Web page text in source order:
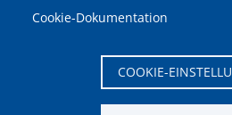
Newsletter verwalten
Cookie-Dokumentation
COOKIE-